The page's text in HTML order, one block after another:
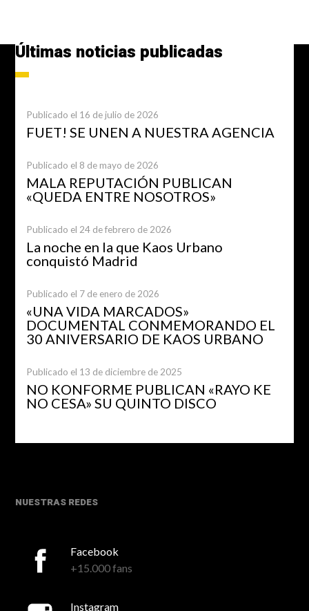
Últimas noticias publicadas
Publicado el 16 de julio de 2026
FUET! SE UNEN A NUESTRA AGENCIA
Publicado el 8 de mayo de 2026
MALA REPUTACIÓN PUBLICAN
«QUEDA ENTRE NOSOTROS»
Publicado el 24 de febrero de 2026
La noche en la que Kaos Urbano
conquistó Madrid
Publicado el 7 de enero de 2026
«UNA VIDA MARCADOS»
DOCUMENTAL CONMEMORANDO EL
30 ANIVERSARIO DE KAOS URBANO
Publicado el 13 de diciembre de 2025
NO KONFORME PUBLICAN «RAYO KE
NO CESA» SU QUINTO DISCO
NUESTRAS REDES
Facebook
+15.000 fans
Instagram